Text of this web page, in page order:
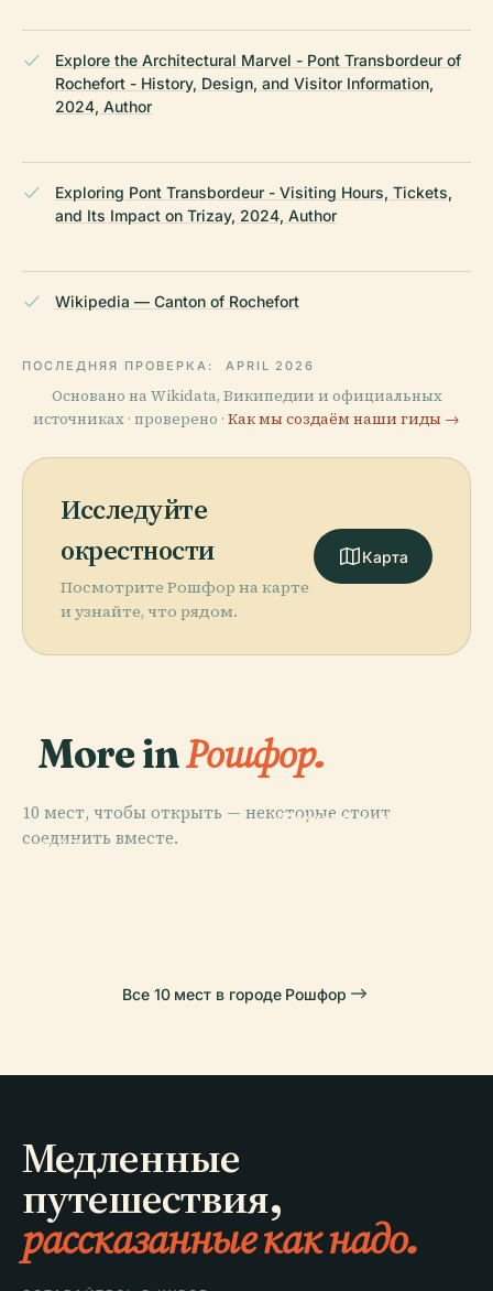
Explore the Architectural Marvel - Pont Transbordeur of
Rochefort - History, Design, and Visitor Information,
2024, Author
Exploring Pont Transbordeur - Visiting Hours, Tickets,
and Its Impact on Trizay, 2024, Author
Wikipedia — Canton of Rochefort
ПОСЛЕДНЯЯ ПРОВЕРКА: APRIL 2026
Основано на Wikidata, Википедии и официальных
источниках · проверено · Как мы создаём наши гиды →
Исследуйте
окрестности
Посмотрите Рошфор на карте
и узнайте, что рядом.
Карта
More inРошфор.
10 мест, чтобы открыть — некоторые стоит
соединить вместе.
PLACE
Транспортный
PLACE
PLACE
Все 10 мест в городе Рошфор
Медленные
путешествия,
рассказанные как надо.